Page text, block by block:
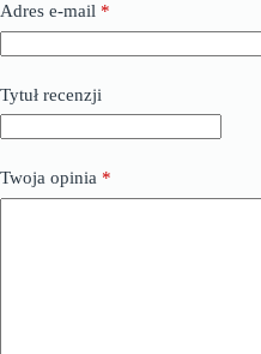
Adres e-mail *
Tytuł recenzji
Twoja opinia *